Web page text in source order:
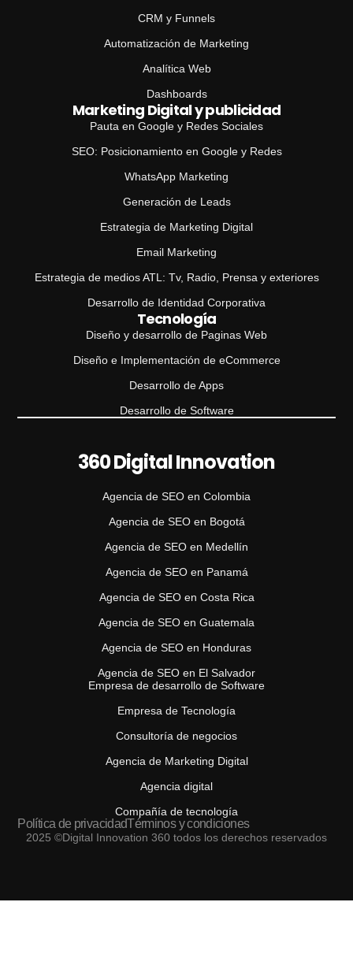
CRM y Funnels
Automatización de Marketing
Analítica Web
Dashboards
Marketing Digital y publicidad
Pauta en Google y Redes Sociales
SEO: Posicionamiento en Google y Redes
WhatsApp Marketing
Generación de Leads
Estrategia de Marketing Digital
Email Marketing
Estrategia de medios ATL: Tv, Radio, Prensa y exteriores
Desarrollo de Identidad Corporativa
Tecnología
Diseño y desarrollo de Paginas Web
Diseño e Implementación de eCommerce
Desarrollo de Apps
Desarrollo de Software
360 Digital Innovation
Agencia de SEO en Colombia
Agencia de SEO en Bogotá
Agencia de SEO en Medellín
Agencia de SEO en Panamá
Agencia de SEO en Costa Rica
Agencia de SEO en Guatemala
Agencia de SEO en Honduras
Agencia de SEO en El Salvador
Empresa de desarrollo de Software
Empresa de Tecnología
Consultoría de negocios
Agencia de Marketing Digital
Agencia digital
Compañía de tecnología
2025 ©Digital Innovation 360 todos los derechos reservados
Política de privacidadTérminos y condiciones